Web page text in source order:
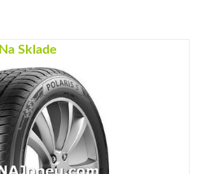
Na Sklade